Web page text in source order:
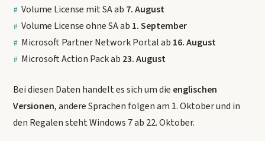
Volume License mit SA ab 7. August
Volume License ohne SA ab 1. September
Microsoft Partner Network Portal ab 16. August
Microsoft Action Pack ab 23. August
Bei diesen Daten handelt es sich um die englischen
Versionen, andere Sprachen folgen am 1. Oktober und in
den Regalen steht Windows 7 ab 22. Oktober.